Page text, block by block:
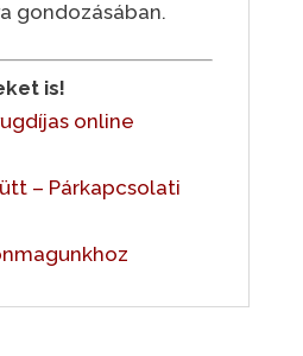
gondozásában.
is!
online
– Párkapcsolati